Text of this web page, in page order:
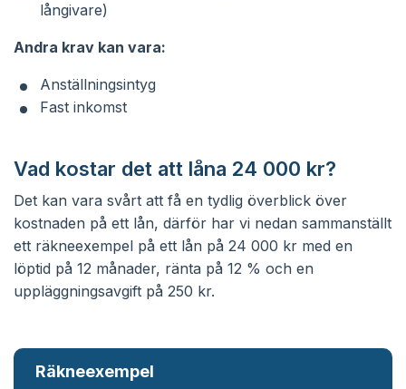
långivare)
Andra krav kan vara:
Anställningsintyg
Fast inkomst
Vad kostar det att låna 24 000 kr?
Det kan vara svårt att få en tydlig överblick över
kostnaden på ett lån, därför har vi nedan sammanställt
ett räkneexempel på ett lån på 24 000 kr med en
löptid på 12 månader, ränta på 12 % och en
uppläggningsavgift på 250 kr.
Räkneexempel